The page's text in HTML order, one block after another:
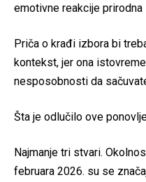
emotivne reakcije prirodna
Priča o krađi izbora bi
kontekst, jer ona
nesposobnosti da
Šta je odlučilo ove
Najmanje tri stvari.
februara 2026. su se